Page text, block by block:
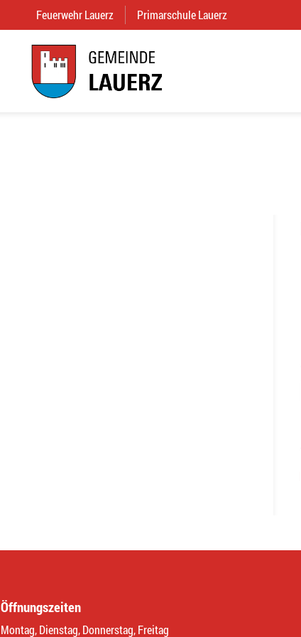
Feuerwehr Lauerz (External Link)
Primarschule Lauerz
Öffnungszeiten
Montag, Dienstag, Donnerstag, Freitag